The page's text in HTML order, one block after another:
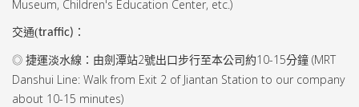
Museum, Children's Education Center, etc.)
交通(traffic) ：
◎ 捷運淡水線：由劍潭站2號出口步行至本公司約10-15分鐘 (MRT
Danshui Line: Walk from Exit 2 of Jiantan Station to our company
about 10-15 minutes)